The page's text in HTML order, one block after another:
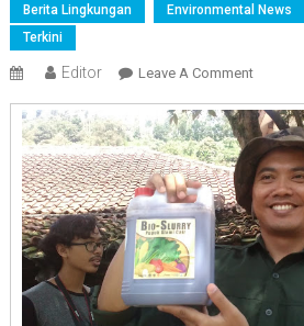
Berita Lingkungan Environmental News
Terkini
Editor Leave A CommentOn
Kotoran
Sapi
Disulap
Jadi
Pupuk
Organik
Bio-
Slurry